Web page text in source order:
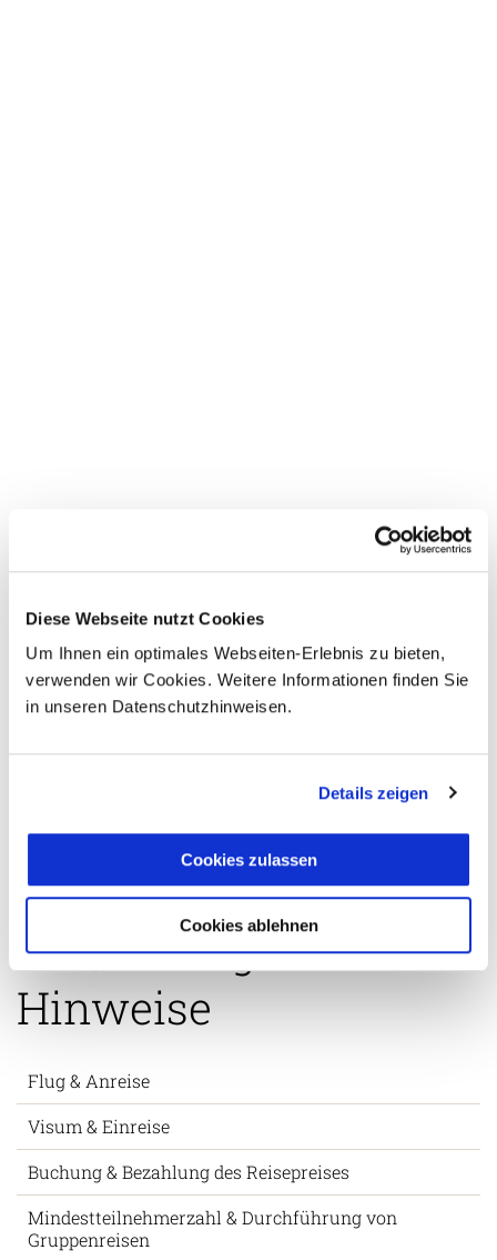
Diese Webseite nutzt Cookies
Um Ihnen ein optimales Webseiten-Erlebnis zu bieten,
verwenden wir Cookies. Weitere Informationen finden Sie
in unseren Datenschutzhinweisen.
Details zeigen
Cookies zulassen
Cookies ablehnen
Termine & Preise
Der angegebene Preis stellt die jeweils günstigste
Zimmerkategorie (Standardzimmer) dar, sofern es weitere
Zimmerkategorien gibt (z.B. Superiorzimmer, Suiten o.ä.)
finden Sie diese im Buchungsformular.
FAQs & Allgemeine
Hinweise
Flug & Anreise
Visum & Einreise
Buchung & Bezahlung des Reisepreises
Mindestteilnehmerzahl & Durchführung von
Gruppenreisen